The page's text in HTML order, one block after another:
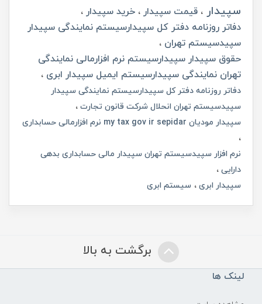
سپیدار قیمت سپیدار
خرید سپیدار
دفاتر روزنامه دفتر کل سپیدارسیستم نمایندگی سپیدار
سپیدسیستم تهران
حقوق سپیدار سپیدارسیستم نرم افزارمالی نمایندگی
تهران نمایندگی سپیدارسیستم ایمیل سپیدار ابری
دفاتر روزنامه دفتر کل سپیدارسیستم نمایندگی سپیدار
سپیدسیستم تهران انحلال شرکت قانون تجارت
سپیدار مودیان my tax gov ir sepidar نرم افزارمالی حسابداری
نرم افزار سپیدسیستم تهران سپیدار مالی حسابداری بدهی
دارایی
سپیدار ابری
سیستم ابری
برگشت به بالا
لینک ها